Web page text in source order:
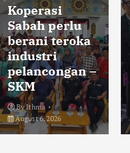
Koperasi
Sabah perlu
berani teroka
industri
pelancongan –
SKM
ByIthma
August 6, 2026